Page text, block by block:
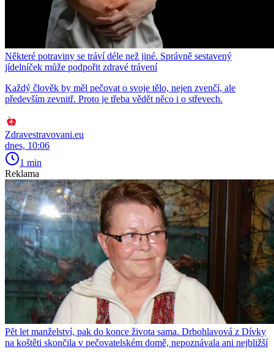
Některé potraviny se tráví déle než jiné. Správně sestavený
jídelníček může podpořit zdravé trávení
Každý člověk by měl pečovat o svoje tělo, nejen zvenčí, ale
především zevnitř. Proto je třeba vědět něco i o střevech.
Zdravestravovani.eu
dnes, 10:06
1 min
Reklama
Pět let manželství, pak do konce života sama. Drbohlavová z Dívky
na koštěti skončila v pečovatelském domě, nepoznávala ani nejbližší